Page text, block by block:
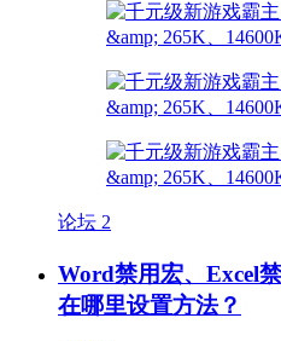
论坛 2
Word禁用宏、Excel
在哪里设置方法？